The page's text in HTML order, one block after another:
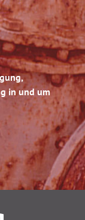
in und um